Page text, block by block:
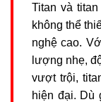
Titan và
không thể
nghệ cao.
lượng nhẹ,
vượt trội,
hiện đại. Dù